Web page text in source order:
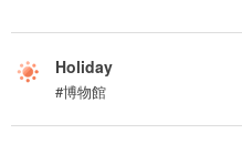
Holiday
#博物館